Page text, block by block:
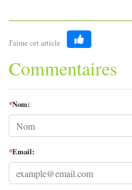
J'aime cet article
Like
Commentaires
*Nom:
*Email: